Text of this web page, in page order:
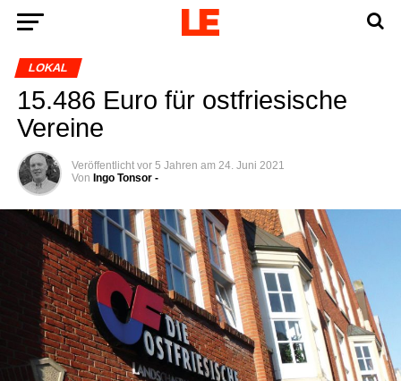
LOKAL
15.486 Euro für ost­frie­si­sche
Vereine
Veröffentlicht vor 5 Jahren am 24. Juni 2021
Von Ingo Tonsor -